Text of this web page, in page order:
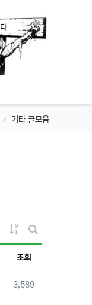
기타 글모음
RSS
게시물 정렬
게시판 검색
조회
조회
3,589